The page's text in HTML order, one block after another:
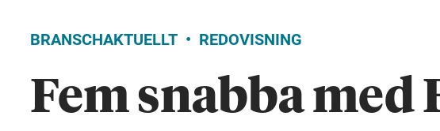
BRANSCHAKTUELLT REDOVISNING
Fem snabba med